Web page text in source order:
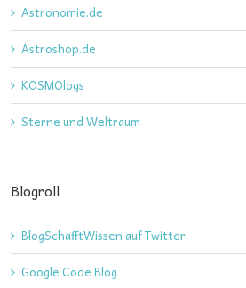
Astronomie.de
Astroshop.de
KOSMOlogs
Sterne und Weltraum
Blogroll
BlogSchafftWissen auf Twitter
Google Code Blog